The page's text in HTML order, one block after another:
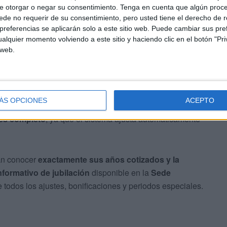
otorgar o negar su consentimiento. Tenga en cuenta que algún
no requerir de su consentimiento, pero usted tiene el derecho de
se aplicarán solo a este sitio web. Puede cambiar sus
momento volviendo a este sitio y haciendo clic en el botón
OPCIONES ACEPTO
en mutualidades como Muface. También se
laborales en el extranjero y bonificaciones especiales
puede aparecer como 15 días en la vida laboral, pero a
completo, ya que el sistema ajusta automáticamente
conocerexactamente sus años cotizados y la
de jubilación disponible en la Sede
todos los ajustes, bonificaciones y periodos especiales.